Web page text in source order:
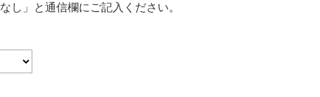
し」と通信欄にご記入ください。